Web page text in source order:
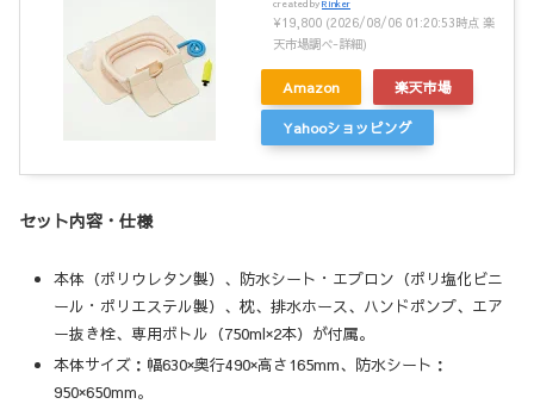
created byRinker
¥19,800 (2026/08/06 01:20:53時点 楽
天市場調べ-詳細)
Amazon 楽天市場
Yahooショッピング
セット内容・仕様
本体（ポリウレタン製）、防水シート・エプロン（ポリ塩化ビニ
ール・ポリエステル製）、枕、排水ホース、ハンドポンプ、エア
ー抜き栓、専用ボトル（750ml×2本）が付属。
本体サイズ：幅630×奥行490×高さ165mm、防水シート：
950×650mm。